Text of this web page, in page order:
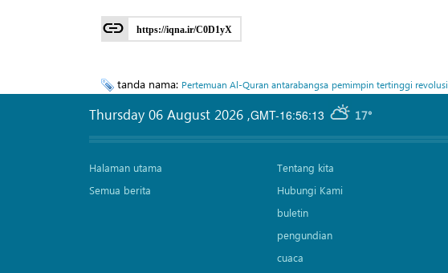
https://iqna.ir/C0D1yX
tanda nama: Pertemuan Al-Quran antarabangsa pemimpin tertinggi revolusi
GMT-16:56:13 17°
Thursday 06 August 2026 ,
Halaman utama
Semua berita
Tentang kita
Hubungi Kami
buletin
pengundian
cuaca